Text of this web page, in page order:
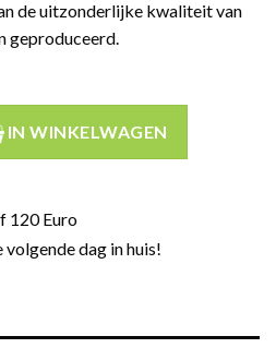
de uitzonderlijke kwaliteit van
geproduceerd.
Cask #804032 px 13y 70cl aantal
IN WINKELWAGEN
120 Euro
volgende dag in huis!